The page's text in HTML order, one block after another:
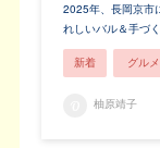
2025年、長岡京市
れしいバル＆手づ
新着 グルメ
柚原靖子